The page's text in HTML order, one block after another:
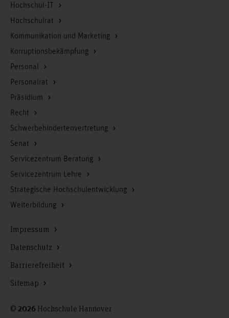
Hochschul-IT
Hochschulrat
Kommunikation und Marketing
Korruptionsbekämpfung
Personal
Personalrat
Präsidium
Recht
Schwerbehindertenvertretung
Senat
Servicezentrum Beratung
Servicezentrum Lehre
Strategische Hochschulentwicklung
Weiterbildung
© 2026 Hochschule Hannover
Impressum
Datenschutz
Barrierefreiheit
Sitemap